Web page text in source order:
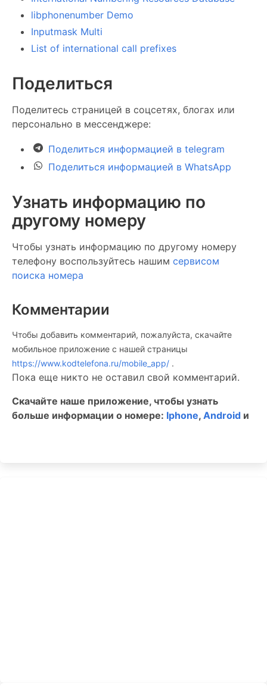
libphonenumber Demo
Inputmask Multi
List of international call prefixes
Поделиться
Поделитесь страницей в соцсетях, блогах или
персонально в мессенджере:
Поделиться информацией в telegram
Поделиться информацией в WhatsApp
Узнать информацию по
другому номеру
Чтобы узнать информацию по другому номеру
телефону воспользуйтесь нашим сервисом
поиска номера
Комментарии
Чтобы добавить комментарий, пожалуйста, скачайте
мобильное приложение c нашей страницы
https://www.kodtelefona.ru/mobile_app/ .
Пока еще никто не оставил свой комментарий.
Скачайте наше приложение, чтобы узнать
больше информации о номере: Iphone, Android и